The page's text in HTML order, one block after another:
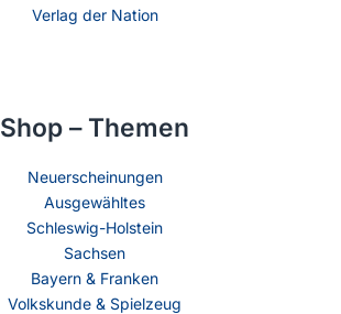
Verlag der Nation
Shop – Themen
Neuerscheinungen
Ausgewähltes
Schleswig-Holstein
Sachsen
Bayern & Franken
Volkskunde & Spielzeug